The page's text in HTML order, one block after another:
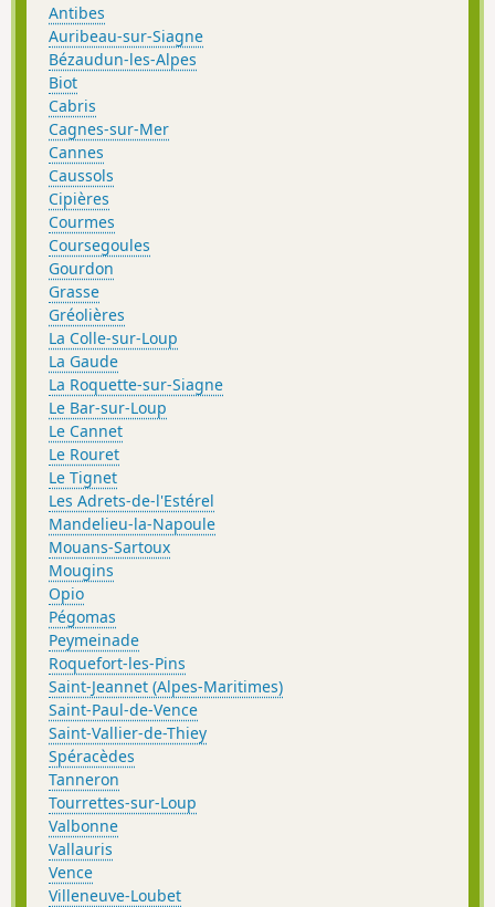
Antibes
Auribeau-sur-Siagne
Bézaudun-les-Alpes
Biot
Cabris
Cagnes-sur-Mer
Cannes
Caussols
Cipières
Courmes
Coursegoules
Gourdon
Grasse
Gréolières
La Colle-sur-Loup
La Gaude
La Roquette-sur-Siagne
Le Bar-sur-Loup
Le Cannet
Le Rouret
Le Tignet
Les Adrets-de-l'Estérel
Mandelieu-la-Napoule
Mouans-Sartoux
Mougins
Opio
Pégomas
Peymeinade
Roquefort-les-Pins
Saint-Jeannet (Alpes-Maritimes)
Saint-Paul-de-Vence
Saint-Vallier-de-Thiey
Spéracèdes
Tanneron
Tourrettes-sur-Loup
Valbonne
Vallauris
Vence
Villeneuve-Loubet